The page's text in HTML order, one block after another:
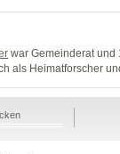
war Gemeinderat und
als Heimatforscher